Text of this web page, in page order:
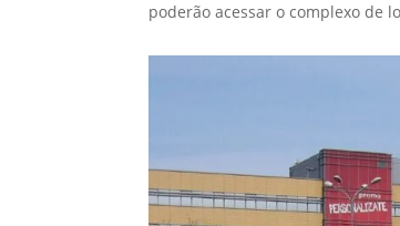
poderão acessar o complexo de